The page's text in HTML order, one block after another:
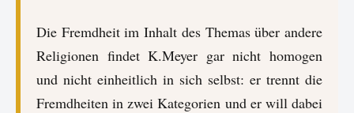
Die Fremdheit im Inhalt des Themas über andere
Religionen findet K.Meyer gar nicht homogen
und nicht einheitlich in sich selbst: er trennt die
Fremdheiten in zwei Kategorien und er will dabei